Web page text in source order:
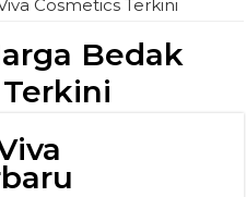
Cosmetics Terkini
Bedak